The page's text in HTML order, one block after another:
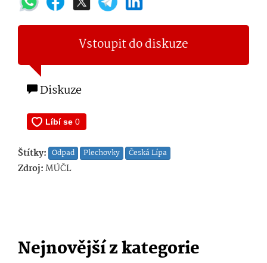
Vstoupit do diskuze
Diskuze
Štítky: Odpad Plechovky Česká Lípa
Zdroj:MÚČL
Nejnovější z kategorie